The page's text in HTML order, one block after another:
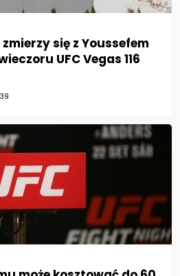
się z Youssefem
UFC Vegas 116